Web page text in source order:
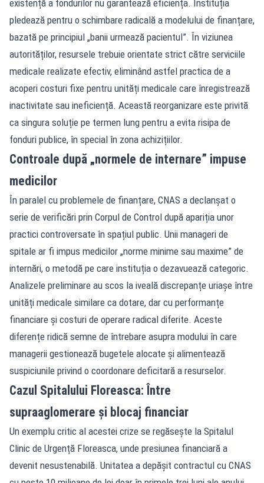
existență a fondurilor nu garantează eficiența. Instituția
pledează pentru o schimbare radicală a modelului de finanțare,
bazată pe principiul „banii urmează pacientul”. În viziunea
autorităților, resursele trebuie orientate strict către serviciile
medicale realizate efectiv, eliminând astfel practica de a
acoperi costuri fixe pentru unități medicale care înregistrează
inactivitate sau ineficiență. Această reorganizare este privită
ca singura soluție pe termen lung pentru a evita risipa de
fonduri publice, în special în zona achizițiilor.
Controale după „normele de internare” impuse
medicilor
În paralel cu problemele de finanțare, CNAS a declanșat o
serie de verificări prin Corpul de Control după apariția unor
practici controversate în spațiul public. Unii manageri de
spitale ar fi impus medicilor „norme minime sau maxime” de
internări, o metodă pe care instituția o dezavuează categoric.
Analizele preliminare au scos la iveală discrepanțe uriașe între
unități medicale similare ca dotare, dar cu performanțe
financiare și costuri de operare radical diferite. Aceste
diferențe ridică semne de întrebare asupra modului în care
managerii gestionează bugetele alocate și alimentează
suspiciunile privind o coordonare deficitară a resurselor.
Cazul Spitalului Floreasca: Între
supraaglomerare și blocaj financiar
Un exemplu critic al acestei crize se regăsește la Spitalul
Clinic de Urgență Floreasca, unde presiunea financiară a
devenit nesustenabilă. Unitatea a depășit contractul cu CNAS